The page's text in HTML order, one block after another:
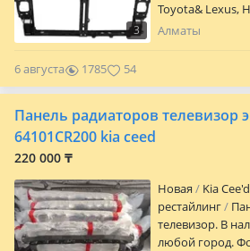
3
Toyota& Lexus,
строго по вин
свое. Имеется
лучшего
привезти бу
Кореи в
помочь вам. С
RR.AUTOPARTS
Мкрн: Баянауыл,
135а
Алматы
6 августа 1785 54
Панель радиаторов телевизор
64101CR200 kia ceed
220 000 ₸
Новая
Kia
рестайлинг
телевизор. В
любой город.